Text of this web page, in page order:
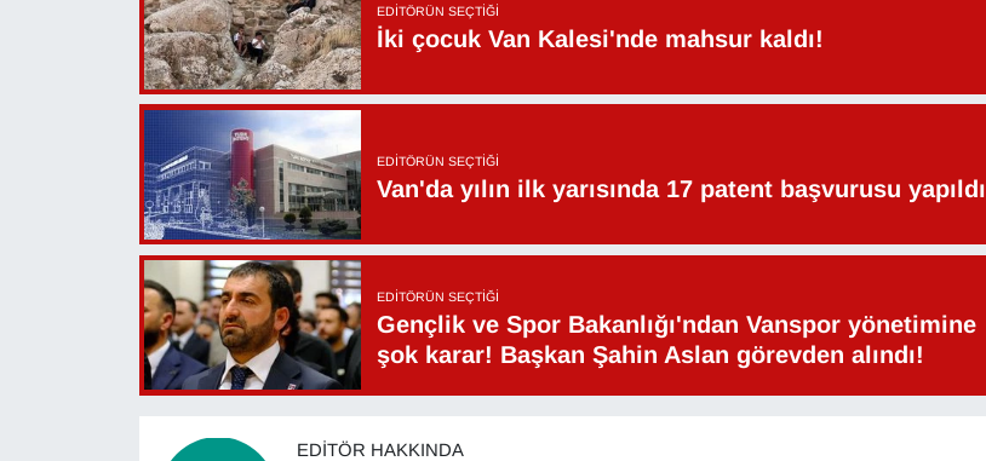
EDITÖRÜN SEÇTIĞI
İki çocuk Van Kalesi'nde mahsur kaldı!
EDITÖRÜN SEÇTIĞI
Van'da yılın ilk yarısında 17 patent başvurusu yapıldı
EDITÖRÜN SEÇTIĞI
Gençlik ve Spor Bakanlığı'ndan Vanspor yönetimine
şok karar! Başkan Şahin Aslan görevden alındı!
EDITÖR HAKKINDA
Seri İlan
Sinema - TV
SİYASET
TEBRİK
TEKNOLOJİ